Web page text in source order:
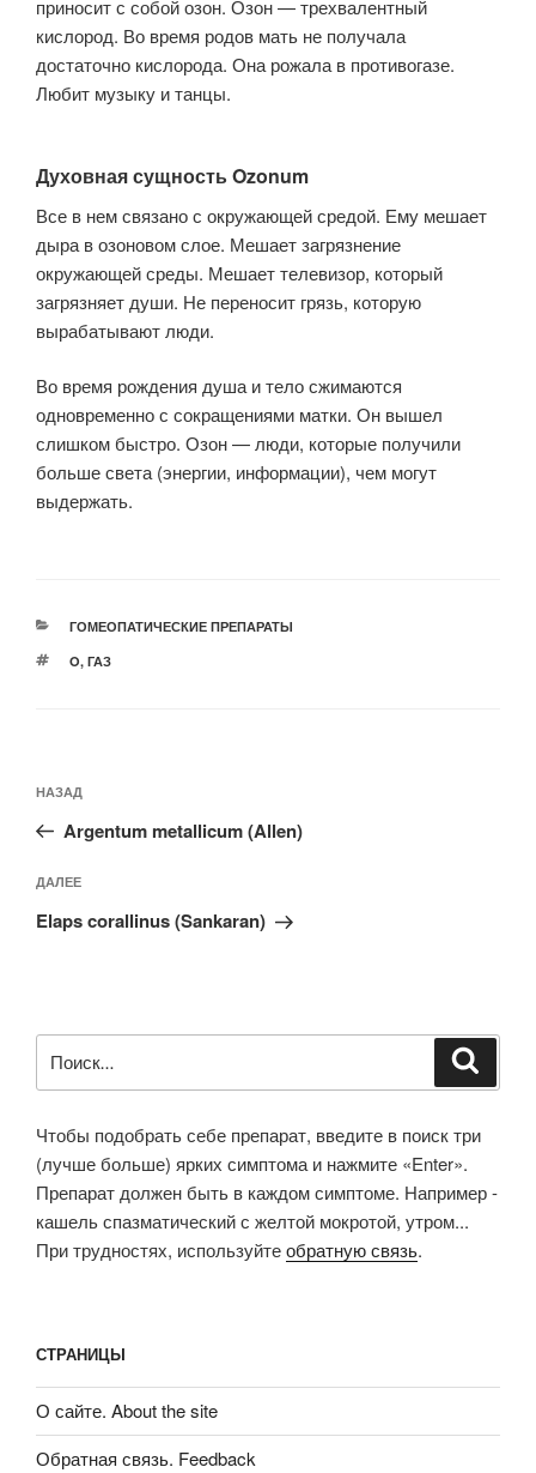
приносит с собой озон. Озон — трехвалентный
кислород. Во время родов мать не получала
достаточно кислорода. Она рожала в противогазе.
Любит музыку и танцы.
Духовная сущность Ozonum
Все в нем связано с окружающей средой. Ему мешает
дыра в озоновом слое. Мешает загрязнение
окружающей среды. Мешает телевизор, который
загрязняет души. Не переносит грязь, которую
вырабатывают люди.
Во время рождения душа и тело сжимаются
одновременно с сокращениями матки. Он вышел
слишком быстро. Озон — люди, которые получили
больше света (энергии, информации), чем могут
выдержать.
РУБРИКИ
ГОМЕОПАТИЧЕСКИЕ ПРЕПАРАТЫ
МЕТКИ
O, ГАЗ
по
записям
Предыдущая
запись:
НАЗАД
Argentum metallicum (Allen)
Следующая
запись
ДАЛЕЕ
Elaps corallinus (Sankaran)
Чтобы подобрать себе препарат, введите в поиск три
(лучше больше) ярких симптома и нажмите «Enter».
Препарат должен быть в каждом симптоме. Например -
кашель спазматический с желтой мокротой, утром...
При трудностях, используйтеобратную связь.
СТРАНИЦЫ
О сайте. About the site
Обратная связь. Feedback